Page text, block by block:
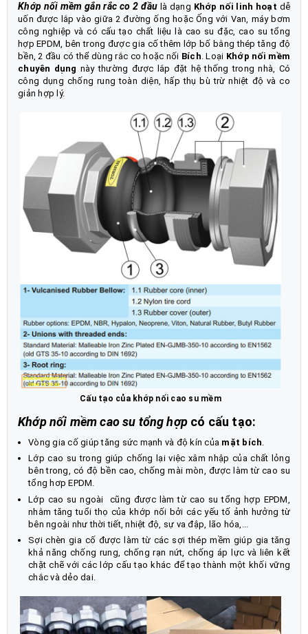
Khớp nối mềm gắn rắc co 2 đầu là dạng Khớp nối linh hoạt dễ
uốn được lắp vào giữa 2 đường ống hoặc Ống với Van, máy bơm
công nghiệp và có cấu tạo chất liệu là cao su đặc, cao su tổng
hợp EPDM, bên trong được gia cố thêm lớp bố bằng thép tăng độ
bền, 2 đầu có thể dùng rắc co hoặc nối Bích. Loại Khớp nối mềm
chuyên dụng này thường được lắp đặt hệ thống trong nhà, Có
công dụng chống rung toàn diện, hấp thụ bù trừ nhiệt độ và co
giản hợp lý.
Cấu tạo của khớp nối cao su mềm
Khớp nối mềm cao su tổng hợp có cấu tạo:
Vòng gia cố giúp tăng sức mạnh và độ kín của mặt bích.
Lớp cao su trong giúp chống lại việc xâm nhập của chất lỏng
bên trong, có độ bền cao, chống mài mòn, được làm từ cao su
tổng hơp EPDM.
Lớp cao su ngoài cũng được làm từ cao su tổng hợp EPDM,
nhằm tăng tuổi thọ của khớp nối bởi các yếu tố ảnh hưởng từ
bên ngoài như thời tiết, nhiệt độ, sự va đập, lão hóa,...
Sợi chèn gia cố được làm từ các sợi thép mềm giúp gia tăng
khả năng chống rung, chống rạn nứt, chống áp lực và liên kết
chặt chẽ với các lớp cấu tạo khác để tạo thành một khối vững
chắc và dẻo dai.